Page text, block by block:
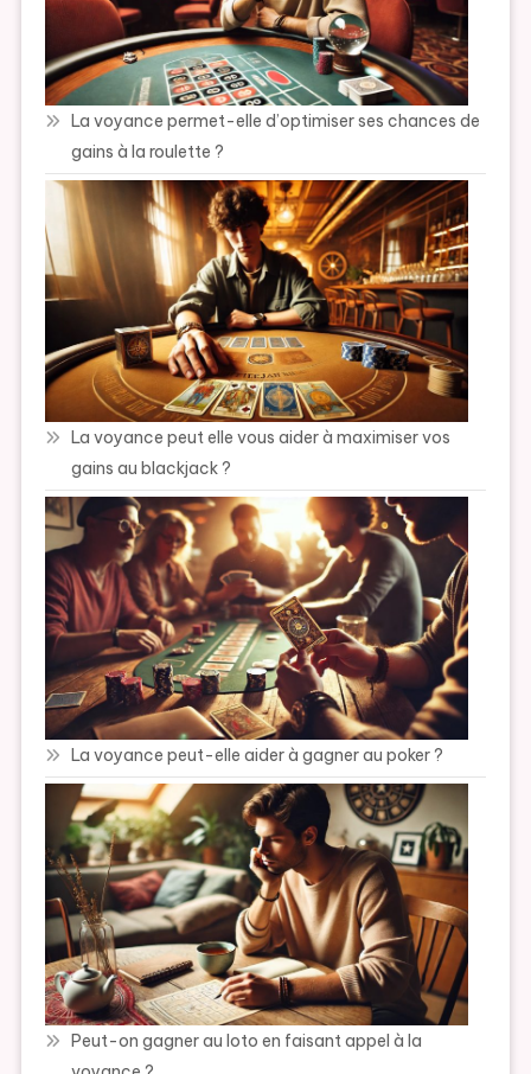
La voyance permet-elle d’optimiser ses chances de
gains à la roulette ?
La voyance peut elle vous aider à maximiser vos
gains au blackjack ?
La voyance peut-elle aider à gagner au poker ?
Peut-on gagner au loto en faisant appel à la